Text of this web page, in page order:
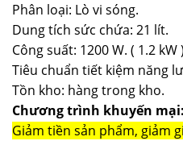
Phân loại: Lò vi sóng.
Dung tích sức chứa: 21 lít.
Công suất: 1200 W. ( 1.2 kW )
Tiêu chuẩn tiết kiệm năng
Tồn kho: hàng trong kho.
Chương trình khuyến mại:
Giảm tiền sản phẩm, giảm